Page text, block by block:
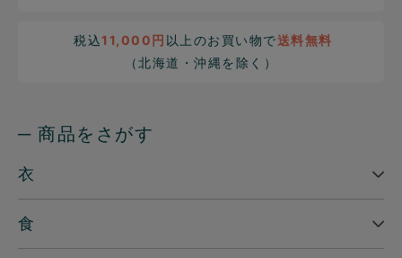
税込11,000円 以上のお買い物で送料無料
（北海道・沖縄を除く）
─ 商品をさがす
衣
食